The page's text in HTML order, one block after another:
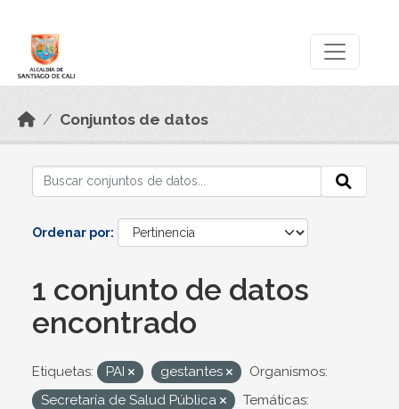
Conjuntos de datos
Ordenar por
1 conjunto de datos
encontrado
Etiquetas: PAI gestantes
Organismos:
Secretaría de Salud Pública
Temáticas: